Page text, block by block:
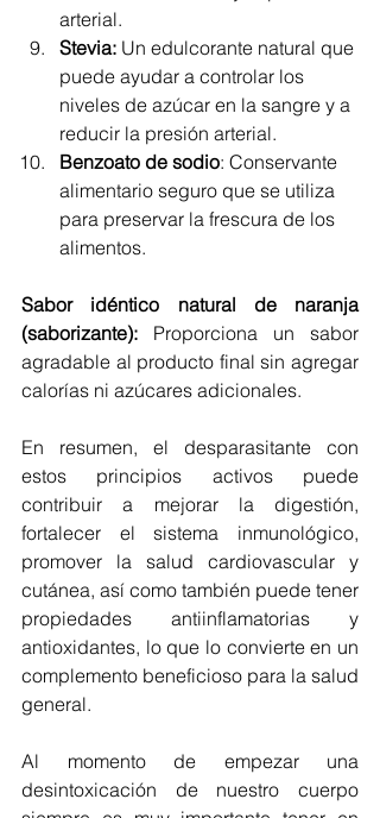
arterial.
Stevia: Un edulcorante natural que
puede ayudar a controlar los
niveles de azúcar en la sangre y a
reducir la presión arterial.
Benzoato de sodio: Conservante
alimentario seguro que se utiliza
para preservar la frescura de los
alimentos.
Sabor idéntico natural de naranja
(saborizante): Proporciona un sabor
agradable al producto final sin agregar
calorías ni azúcares adicionales.
En resumen, el desparasitante con
estos principios activos puede
contribuir a mejorar la digestión,
fortalecer el sistema inmunológico,
promover la salud cardiovascular y
cutánea, así como también puede tener
propiedades antiinflamatorias y
antioxidantes, lo que lo convierte en un
complemento beneficioso para la salud
general.
Al momento de empezar una
desintoxicación de nuestro cuerpo